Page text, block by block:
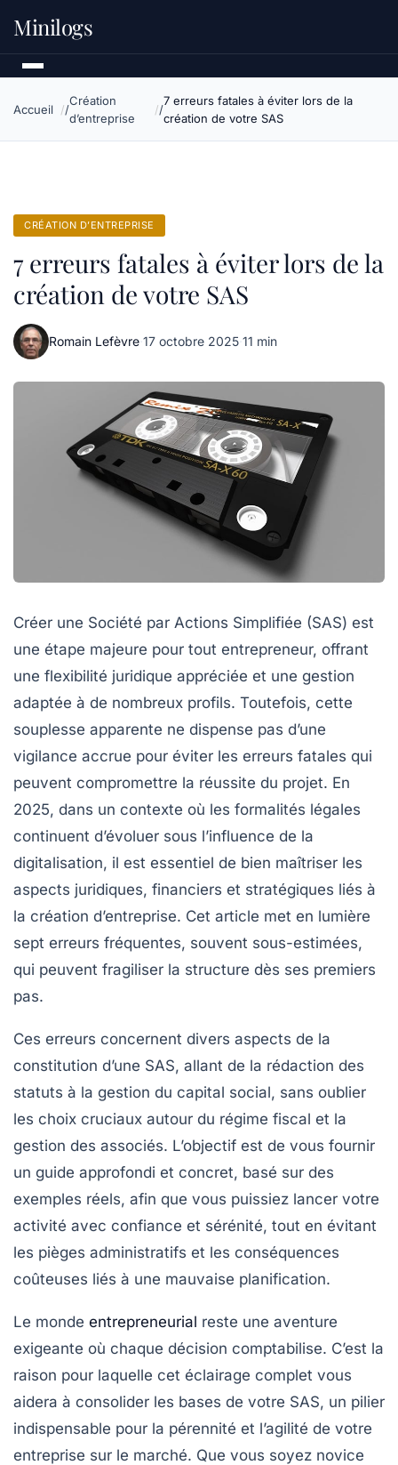
Minilogs
Accueil
Création
d’entreprise
7 erreurs fatales à éviter lors de la
création de votre SAS
CRÉATION D’ENTREPRISE
7 erreurs fatales à éviter lors de la
création de votre SAS
Romain Lefèvre·17 octobre 2025·11 min
Créer une Société par Actions Simplifiée (SAS) est
une étape majeure pour tout entrepreneur, offrant
une flexibilité juridique appréciée et une gestion
adaptée à de nombreux profils. Toutefois, cette
souplesse apparente ne dispense pas d’une
vigilance accrue pour éviter les erreurs fatales qui
peuvent compromettre la réussite du projet. En
2025, dans un contexte où les formalités légales
continuent d’évoluer sous l’influence de la
digitalisation, il est essentiel de bien maîtriser les
aspects juridiques, financiers et stratégiques liés à
la création d’entreprise. Cet article met en lumière
sept erreurs fréquentes, souvent sous-estimées,
qui peuvent fragiliser la structure dès ses premiers
pas.
Ces erreurs concernent divers aspects de la
constitution d’une SAS, allant de la rédaction des
statuts à la gestion du capital social, sans oublier
les choix cruciaux autour du régime fiscal et la
gestion des associés. L’objectif est de vous fournir
un guide approfondi et concret, basé sur des
exemples réels, afin que vous puissiez lancer votre
activité avec confiance et sérénité, tout en évitant
les pièges administratifs et les conséquences
coûteuses liés à une mauvaise planification.
Le monde entrepreneurial reste une aventure
exigeante où chaque décision comptabilise. C’est la
raison pour laquelle cet éclairage complet vous
aidera à consolider les bases de votre SAS, un pilier
indispensable pour la pérennité et l’agilité de votre
entreprise sur le marché. Que vous soyez novice